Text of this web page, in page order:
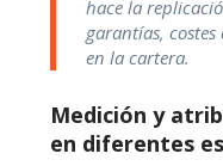
hace la
garantías,
en la cartera.
Medición y
en diferentes